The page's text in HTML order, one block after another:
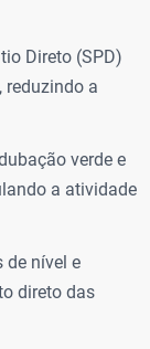
Direto (SPD)
reduzindo a
verde e
a atividade
de nível e
direto das